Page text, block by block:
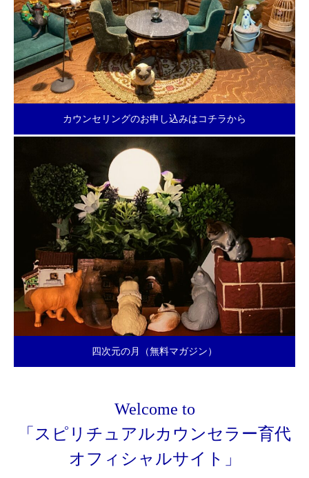
カウンセリングのお申し込みはコチラから
四次元の月（無料マガジン）
Welcome to
「スピリチュアルカウンセラー育代
オフィシャルサイト」